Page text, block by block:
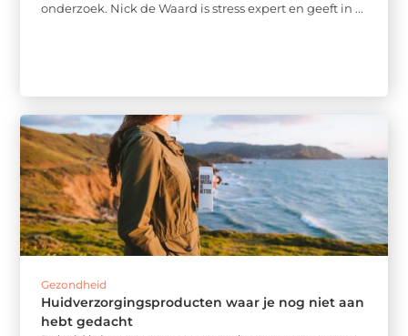
onderzoek. Nick de Waard is stress expert en geeft in ...
Gezondheid
Huidverzorgingsproducten waar je nog niet aan
hebt gedacht